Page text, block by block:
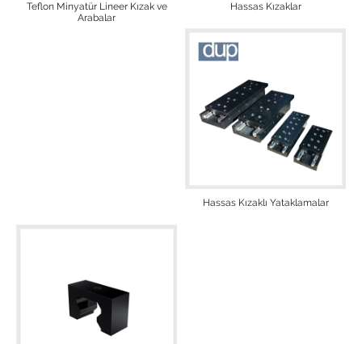
Teflon Minyatür Lineer Kızak ve
Arabalar
Hassas Kızaklar
Hassas Kızaklı Yataklamalar